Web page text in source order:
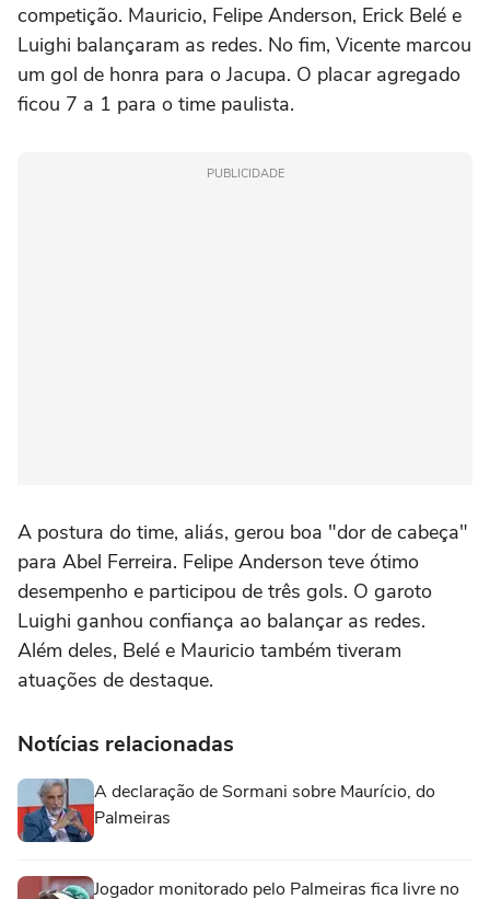
competição. Mauricio, Felipe Anderson, Erick Belé e
Luighi balançaram as redes. No fim, Vicente marcou
um gol de honra para o Jacupa. O placar agregado
ficou 7 a 1 para o time paulista.
PUBLICIDADE
A postura do time, aliás, gerou boa "dor de cabeça"
para Abel Ferreira. Felipe Anderson teve ótimo
desempenho e participou de três gols. O garoto
Luighi ganhou confiança ao balançar as redes.
Além deles, Belé e Mauricio também tiveram
atuações de destaque.
Notícias relacionadas
A declaração de Sormani sobre Maurício, do
Palmeiras
Jogador monitorado pelo Palmeiras fica livre no